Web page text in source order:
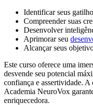
Identificar seus
Compreender suas
Desenvolver
Aprimorar seu
Alcançar seus
Este curso oferece uma
desvende seu potencial
confiança e assertividade.
Academia NeuroVox
enriquecedora.